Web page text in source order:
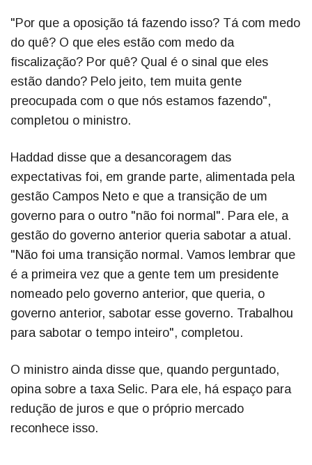
"Por que a oposição tá fazendo isso? Tá com medo
do quê? O que eles estão com medo da
fiscalização? Por quê? Qual é o sinal que eles
estão dando? Pelo jeito, tem muita gente
preocupada com o que nós estamos fazendo",
completou o ministro.
Haddad disse que a desancoragem das
expectativas foi, em grande parte, alimentada pela
gestão Campos Neto e que a transição de um
governo para o outro "não foi normal". Para ele, a
gestão do governo anterior queria sabotar a atual.
"Não foi uma transição normal. Vamos lembrar que
é a primeira vez que a gente tem um presidente
nomeado pelo governo anterior, que queria, o
governo anterior, sabotar esse governo. Trabalhou
para sabotar o tempo inteiro", completou.
O ministro ainda disse que, quando perguntado,
opina sobre a taxa Selic. Para ele, há espaço para
redução de juros e que o próprio mercado
reconhece isso.